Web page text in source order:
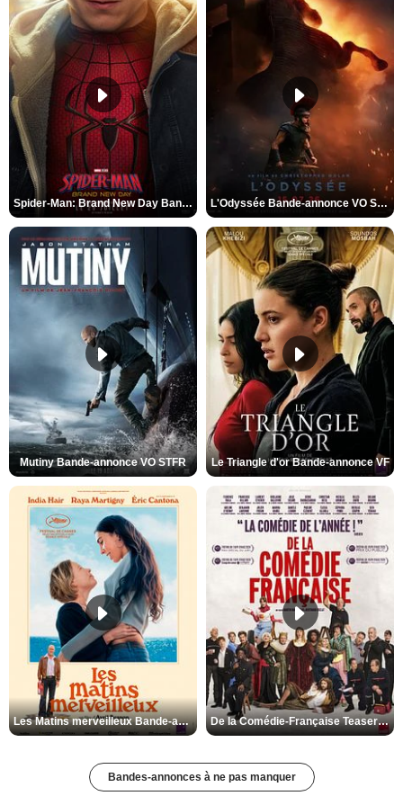
Spider-Man: Brand New Day Bande-annonce VO STFR L'Odyssée Bande-annonce VO STFR
Mutiny Bande-annonce VO STFR Le Triangle d'or Bande-annonce VF
Les Matins merveilleux Bande-annonce VF De la Comédie-Française Teaser VF
Bandes-annonces à ne pas manquer